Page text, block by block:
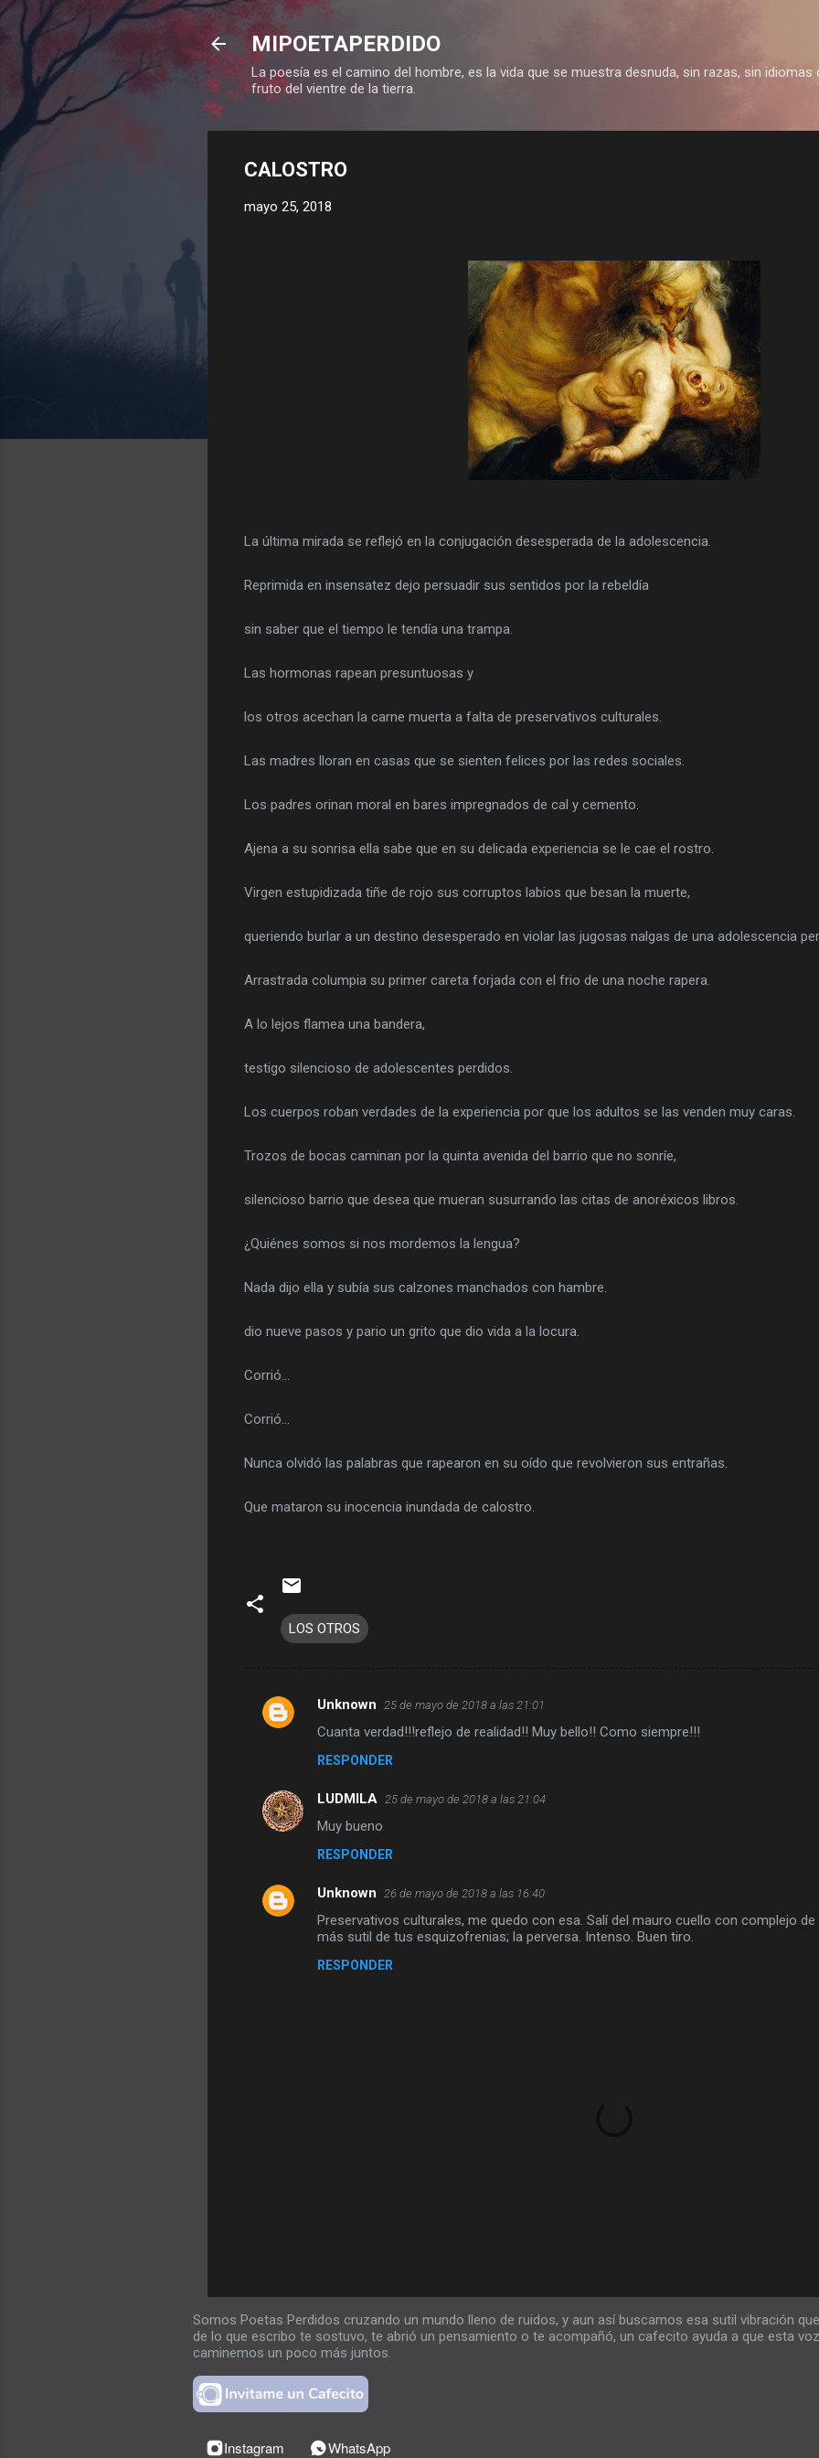
MIPOETAPERDIDO
La poesía es el camino del hombre, es la vida que se muestra desnuda, sin razas, sin idiomas
fruto del vientre de la tierra.
CALOSTRO
mayo 25, 2018
La última mirada se reflejó en la conjugación desesperada de la adolescencia.
Reprimida en insensatez dejo persuadir sus sentidos por la rebeldía
sin saber que el tiempo le tendía una trampa.
Las hormonas rapean presuntuosas y
los otros acechan la carne muerta a falta de preservativos culturales.
Las madres lloran en casas que se sienten felices por las redes sociales.
Los padres orinan moral en bares impregnados de cal y cemento.
Ajena a su sonrisa ella sabe que en su delicada experiencia se le cae el rostro.
Virgen estupidizada tiñe de rojo sus corruptos labios que besan la muerte,
queriendo burlar a un destino desesperado en violar las jugosas nalgas de una adolescencia
Arrastrada columpia su primer careta forjada con el frio de una noche rapera.
A lo lejos flamea una bandera,
testigo silencioso de adolescentes perdidos.
Los cuerpos roban verdades de la experiencia por que los adultos se las venden muy caras.
Trozos de bocas caminan por la quinta avenida del barrio que no sonríe,
silencioso barrio que desea que mueran susurrando las citas de anoréxicos libros.
¿Quiénes somos si nos mordemos la lengua?
Nada dijo ella y subía sus calzones manchados con hambre.
dio nueve pasos y pario un grito que dio vida a la locura.
Corrió…
Corrió…
Nunca olvidó las palabras que rapearon en su oído que revolvieron sus entrañas.
Que mataron su inocencia inundada de calostro.
LOS OTROS
C
e
n
r
Unknown 25 de mayo de 2018 a las 21:01
Cuanta verdad!!!reflejo de realidad!! Muy bello!! Como siempre!!!
RESPONDER
LUDMILA 25 de mayo de 2018 a las 21:04
Muy bueno
RESPONDER
Unknown 26 de mayo de 2018 a las 16:40
Preservativos culturales, me quedo con esa. Salí del mauro cuello con complejo
más sutil de tus esquizofrenias; la perversa. Intenso. Buen tiro.
RESPONDER
u
l
i
c
a
r
u
c
Somos Poetas Perdidos cruzando un mundo lleno de ruidos, y aun así buscamos esa sutil vibración
de lo que escribo te sostuvo, te abrió un pensamiento o te acompañó, un cafecito ayuda a que esta
caminemos un poco más juntos.
Instagram WhatsApp